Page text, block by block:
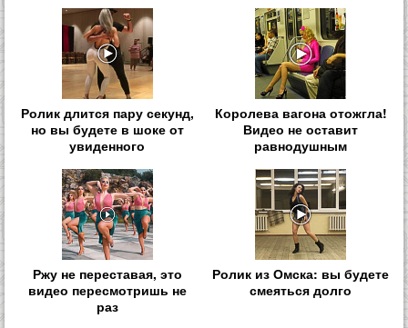
Ролик длится пару секунд,
но вы будете в шоке от
увиденного
Королева вагона отожгла!
Видео не оставит
равнодушным
Ржу не переставая, это
видео пересмотришь не
раз
Ролик из Омска: вы будете
смеяться долго